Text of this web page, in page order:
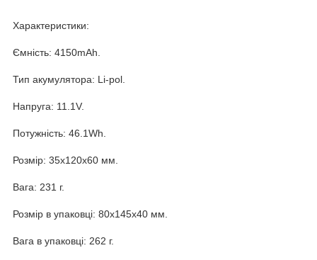
Характеристики:
Ємність: 4150mAh.
Тип акумулятора: Li-pol.
Напруга: 11.1V.
Потужність: 46.1Wh.
Розмір: 35x120x60 мм.
Вага: 231 г.
Розмір в упаковці: 80x145x40 мм.
Вага в упаковці: 262 г.